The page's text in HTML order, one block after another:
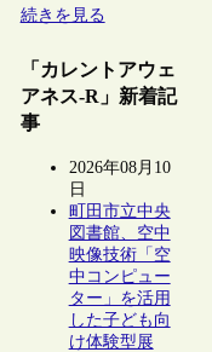
続きを見る
「カレントアウェ
アネス-R」新着記
事
2026年08月10
日
町田市立中央
図書館、空中
映像技術「空
中コンピュー
ター」を活用
した子ども向
け体験型展